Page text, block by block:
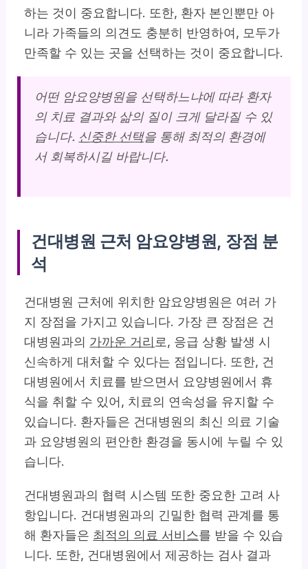
하는 것이 중요합니다. 또한, 환자 본인뿐만 아
니라 가족들의 의견도 충분히 반영하여, 모두가
만족할 수 있는 곳을 선택하는 것이 중요합니다.
어떤 암요양병원을 선택하느냐에 따라 환자
의 치료 결과와 삶의 질이 크게 달라질 수 있
습니다. 신중한 선택을 통해 최적의 환경에
서 회복하시길 바랍니다.
건대병원 근처 암요양병원, 장점 분
석
건대병원 근처에 위치한 암요양병원은 여러 가
지 장점을 가지고 있습니다. 가장 큰 장점은 건
대병원과의 가까운 거리 로, 응급 상황 발생 시
신속하게 대처할 수 있다는 점입니다. 또한, 건
대병원에서 치료를 받으면서 요양병원에서 휴
식을 취할 수 있어, 치료의 연속성을 유지할 수
있습니다. 환자들은 건대병원의 최신 의료 기술
과 요양병원의 편안한 환경을 동시에 누릴 수 있
습니다.
건대병원과의 협력 시스템 또한 중요한 고려 사
항입니다. 건대병원과의 긴밀한 협력 관계를 통
해 환자들은 최적의 의료 서비스를 받을 수 있습
니다. 또한, 건대병원에서 제공하는 검사 결과